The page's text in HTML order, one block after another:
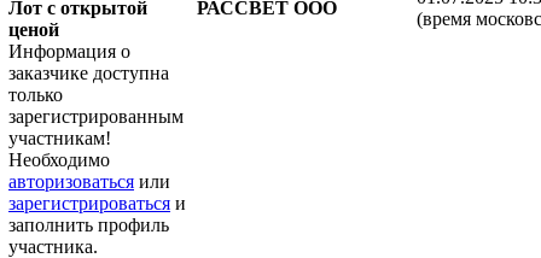
Лот с открытой
ценой
Информация о
заказчике доступна
только
зарегистрированным
участникам!
Необходимо
авторизоваться или
зарегистрироваться и
заполнить профиль
участника.
РАССВЕТ ООО
(время